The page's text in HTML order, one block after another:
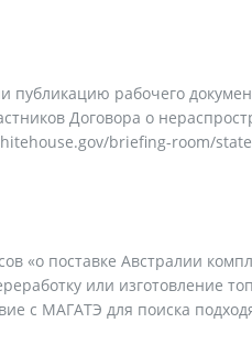
публикацию рабочего
Договора о
briefing-room/
«о поставке Австралии
или изготовление
с МАГАТЭ для поиска